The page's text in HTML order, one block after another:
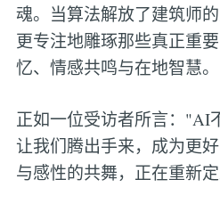
魂。当算法解放了建筑师
更专注地雕琢那些真正重
忆、情感共鸣与在地智慧。
正如一位受访者所言："AI
让我们腾出手来，成为更
与感性的共舞，正在重新定